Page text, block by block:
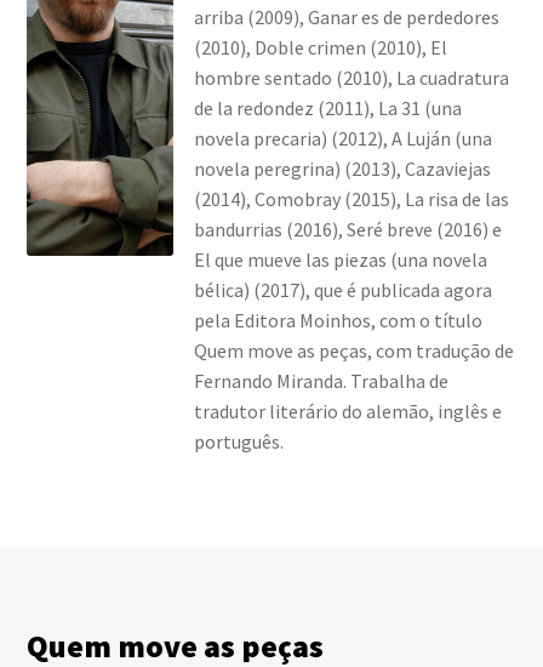
arriba (2009), Ganar es de perdedores
(2010), Doble crimen (2010), El
hombre sentado (2010), La cuadratura
de la redondez (2011), La 31 (una
novela precaria) (2012), A Luján (una
novela peregrina) (2013), Cazaviejas
(2014), Comobray (2015), La risa de las
bandurrias (2016), Seré breve (2016) e
El que mueve las piezas (una novela
bélica) (2017), que é publicada agora
pela Editora Moinhos, com o título
Quem move as peças, com tradução de
Fernando Miranda. Trabalha de
tradutor literário do alemão, inglês e
português.
Quem move as peças